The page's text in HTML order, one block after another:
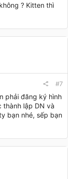
? Kitten thì
#7
phải đăng ký hình
thành lập DN và
bạn nhé, sếp bạn